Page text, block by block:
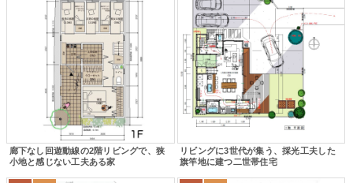
廊下なし回遊動線の2階リビングで、狭
小地と感じない工夫ある家
リビングに3世代が集う、採光工夫した
旗竿地に建つ二世帯住宅